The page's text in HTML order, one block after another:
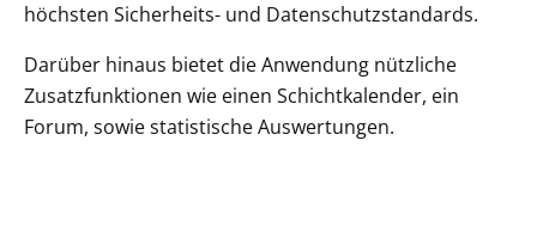
höchsten Sicherheits- und Datenschutzstandards.
Darüber hinaus bietet die Anwendung nützliche
Zusatzfunktionen wie einen Schichtkalender, ein
Forum, sowie statistische Auswertungen.